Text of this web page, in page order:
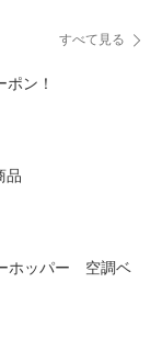
すべて見る
ン！
品
ホッパー 空調ベ